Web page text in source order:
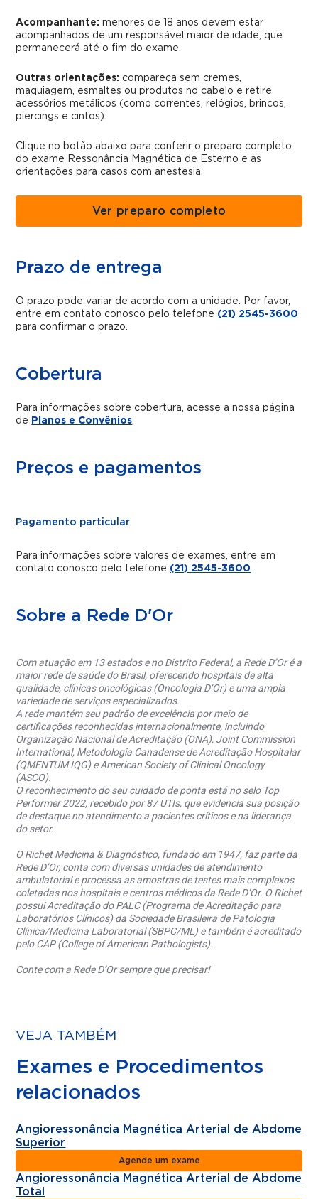
Acompanhante: menores de 18 anos devem estar
acompanhados de um responsável maior de idade, que
permanecerá até o fim do exame.
Outras orientações: compareça sem cremes,
maquiagem, esmaltes ou produtos no cabelo e retire
acessórios metálicos (como correntes, relógios, brincos,
piercings e cintos).
Clique no botão abaixo para conferir o preparo completo
do exame Ressonância Magnética de Esterno e as
orientações para casos com anestesia.
Ver preparo completo
Prazo de entrega
O prazo pode variar de acordo com a unidade. Por favor,
entre em contato conosco pelo telefone (21) 2545-3600
para confirmar o prazo.
Cobertura
Para informações sobre cobertura, acesse a nossa página
de Planos e Convênios.
Preços e pagamentos
Pagamento particular
Para informações sobre valores de exames, entre em
contato conosco pelo telefone (21) 2545-3600.
Sobre a Rede D'Or
Com atuação em 13 estados e no Distrito Federal, a Rede D’Or é a
maior rede de saúde do Brasil, oferecendo hospitais de alta
qualidade, clínicas oncológicas (Oncologia D’Or) e uma ampla
variedade de serviços especializados.
A rede mantém seu padrão de excelência por meio de
certificações reconhecidas internacionalmente, incluindo
Organização Nacional de Acreditação (ONA), Joint Commission
International, Metodologia Canadense de Acreditação Hospitalar
(QMENTUM IQG) e American Society of Clinical Oncology
(ASCO).
O reconhecimento do seu cuidado de ponta está no selo Top
Performer 2022, recebido por 87 UTIs, que evidencia sua posição
de destaque no atendimento a pacientes críticos e na liderança
do setor.
O Richet Medicina & Diagnóstico, fundado em 1947, faz parte da
Rede D’Or, conta com diversas unidades de atendimento
ambulatorial e processa as amostras de testes mais complexos
coletadas nos hospitais e centros médicos da Rede D’Or. O Richet
possui Acreditação do PALC (Programa de Acreditação para
Laboratórios Clínicos) da Sociedade Brasileira de Patologia
Clínica/Medicina Laboratorial (SBPC/ML) e também é acreditado
pelo CAP (College of American Pathologists).
Conte com a Rede D’Or sempre que precisar!
VEJA TAMBÉM
Exames e Procedimentos
relacionados
Angioressonância Magnética Arterial de Abdome
Superior
Agende um exame
Angioressonância Magnética Arterial de Abdome
Total